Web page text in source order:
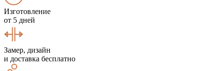
Изготовление
от 5 дней
Замер, дизайн
и доставка бесплатно